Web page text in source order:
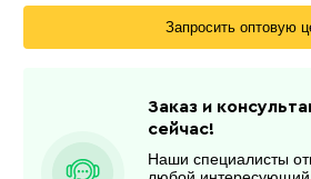
Запросить оптовую
Заказ и
сейчас!
Наши специалисты